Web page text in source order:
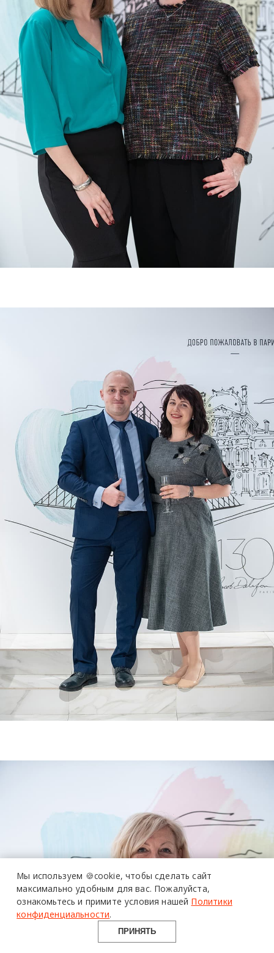
более 20 тысяч
специалистов читают
про дизайн
и архитектуру
в Telegram канале
Design Mate
Мы используем 🍪cookie, чтобы сделать сайт
максимально удобным для вас. Пожалуйста,
ознакомьтесь и примите условия нашей Политики
конфиденциальности.
ПРИНЯТЬ